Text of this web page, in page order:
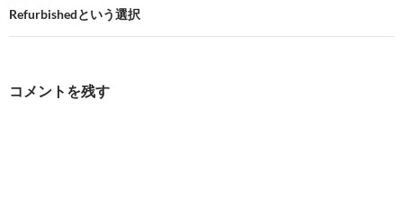
ビ
ゲ
Refurbishedという選択
コメントを残す